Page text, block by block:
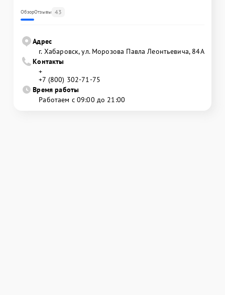
ОбзорОтзывы 43
Адрес
г. Хабаровск, ул. Морозова Павла Леонтьевича, 84А
Контакты
+
+7 (800) 302-71-75
Время работы
Работаем с 09:00 до 21:00